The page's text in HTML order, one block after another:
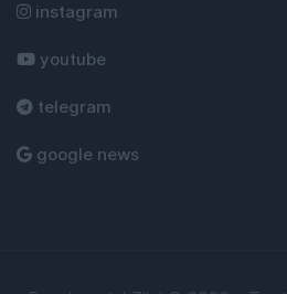
instagram
youtube
telegram
google news